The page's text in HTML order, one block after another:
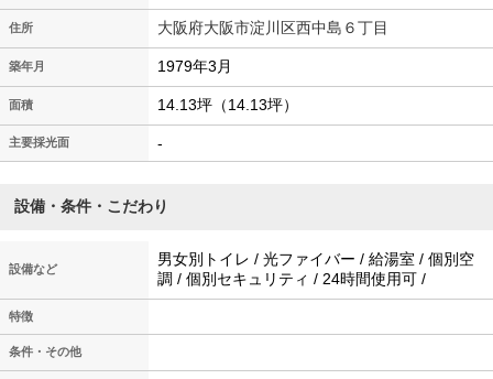
住所 大阪府大阪市淀川区西中島６丁目
築年月 1979年3月
面積 14.13坪（14.13坪）
主要採光面 -
設備・条件・こだわり
設備など
男女別トイレ / 光ファイバー / 給湯室 / 個別空
調 / 個別セキュリティ / 24時間使用可 /
特徴
条件・その他